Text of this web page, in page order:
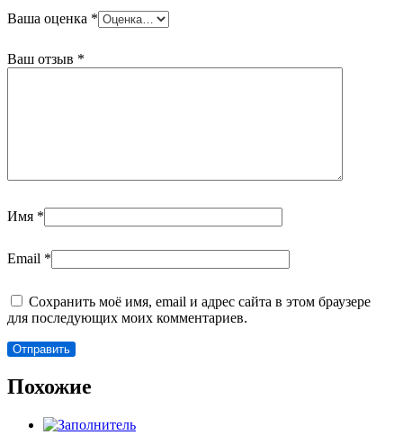
Ваша оценка *
Ваш отзыв *
Имя *
Email *
Сохранить моё имя, email и адрес сайта в этом браузере
для последующих моих комментариев.
Похожие